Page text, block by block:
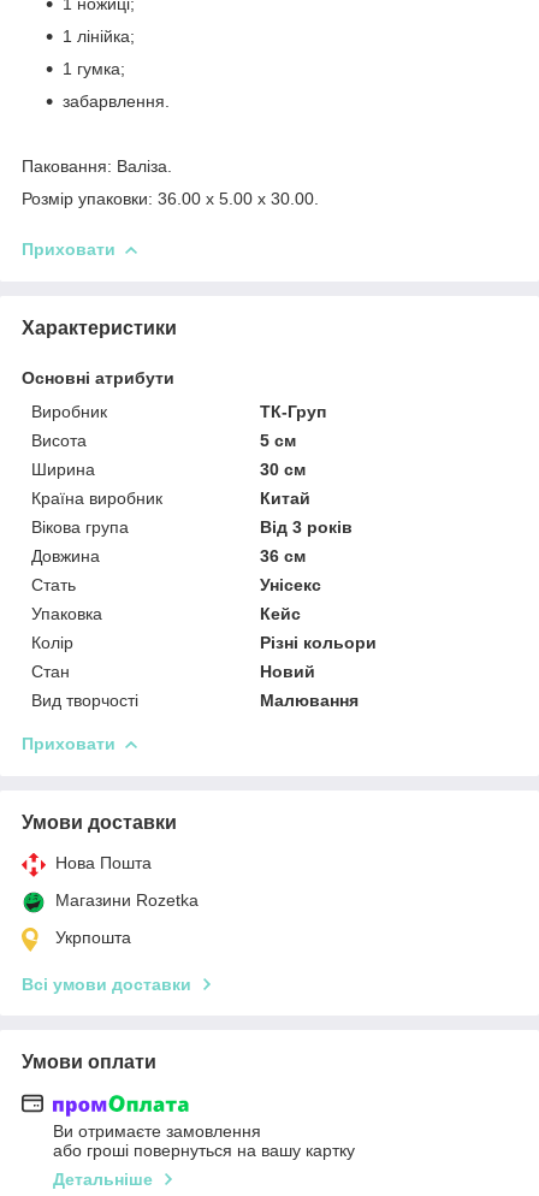
1 лінійка;
1 гумка;
забарвлення.
Паковання: Валіза.
Розмір упаковки: 36.00 x 5.00 x 30.00.
Приховати
Характеристики
Основні атрибути
Виробник
ТК-Груп
Висота
5 см
Ширина
30 см
Країна виробник
Китай
Вікова група
Від 3 років
Довжина
36 см
Стать
Унісекс
Упаковка
Кейс
Колір
Різні кольори
Стан
Новий
Вид творчості
Малювання
Приховати
Умови доставки
Нова Пошта
Магазини Rozetka
Укрпошта
Всі умови доставки
Умови оплати
Ви отримаєте замовлення
або гроші повернуться на вашу картку
Детальніше